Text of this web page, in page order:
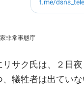
非常事態庁
リサク氏は、２日
、犠牲者は出ていな